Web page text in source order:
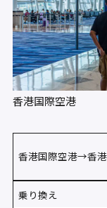
香港国際空港
香港国際空港→香港
乗り換え